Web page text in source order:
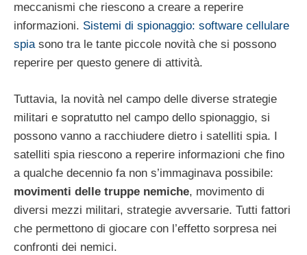
meccanismi che riescono a creare a reperire
informazioni. Sistemi di spionaggio: software cellulare
spiasono tra le tante piccole novità che si possono
reperire per questo genere di attività.
Tuttavia, la novità nel campo delle diverse strategie
militari e sopratutto nel campo dello spionaggio, si
possono vanno a racchiudere dietro i satelliti spia. I
satelliti spia riescono a reperire informazioni che fino
a qualche decennio fa non s’immaginava possibile:
movimenti delle truppe nemiche, movimento di
diversi mezzi militari, strategie avversarie. Tutti fattori
che permettono di giocare con l’effetto sorpresa nei
confronti dei nemici.